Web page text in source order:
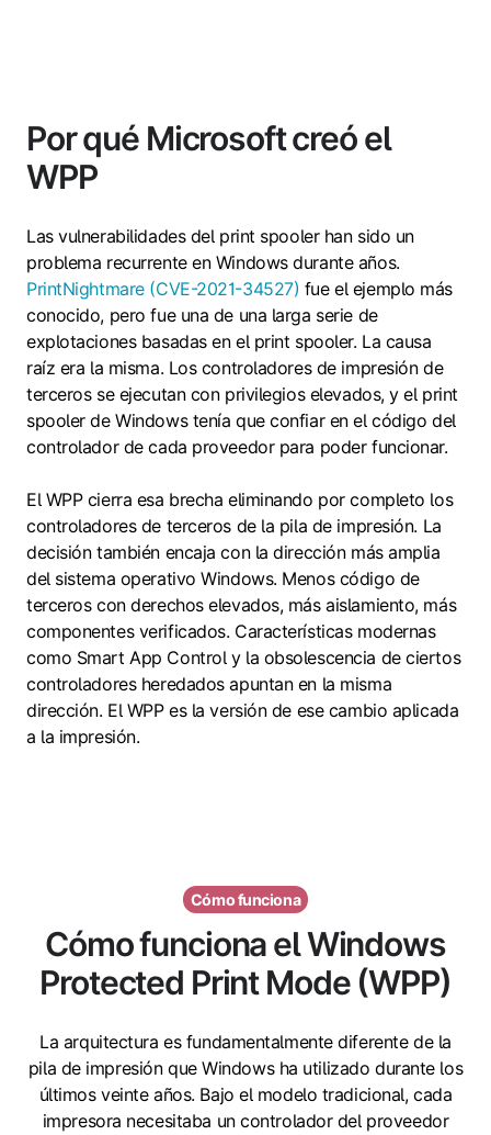
Por qué Microsoft creó el
WPP
Las vulnerabilidades del print spooler han sido un
problema recurrente en Windows durante años.
PrintNightmare (CVE-2021-34527) fue el ejemplo más
conocido, pero fue una de una larga serie de
explotaciones basadas en el print spooler. La causa
raíz era la misma. Los controladores de impresión de
terceros se ejecutan con privilegios elevados, y el print
spooler de Windows tenía que confiar en el código del
controlador de cada proveedor para poder funcionar.
El WPP cierra esa brecha eliminando por completo los
controladores de terceros de la pila de impresión. La
decisión también encaja con la dirección más amplia
del sistema operativo Windows. Menos código de
terceros con derechos elevados, más aislamiento, más
componentes verificados. Características modernas
como Smart App Control y la obsolescencia de ciertos
controladores heredados apuntan en la misma
dirección. El WPP es la versión de ese cambio aplicada
a la impresión.
Cómo funciona
Cómo funciona el Windows
Protected Print Mode (WPP)
La arquitectura es fundamentalmente diferente de la
pila de impresión que Windows ha utilizado durante los
últimos veinte años. Bajo el modelo tradicional, cada
impresora necesitaba un controlador del proveedor